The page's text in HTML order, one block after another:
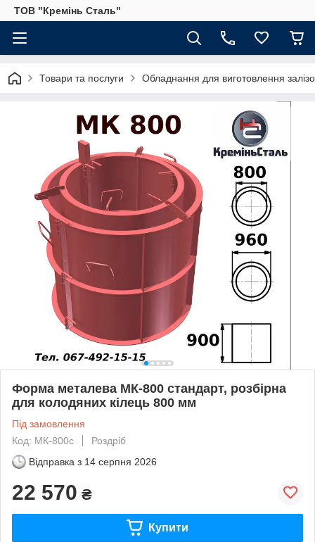
ТОВ "Кремінь Сталь"
Товари та послуги Обладнання для виготовлення
Форма металева МК-800 стандарт, розбірна
для колодяних кілець 800 мм
Під замовлення
Код: МК-800с
Роздріб
Відправка з 14 серпня 2026
22 570 ₴
Купити